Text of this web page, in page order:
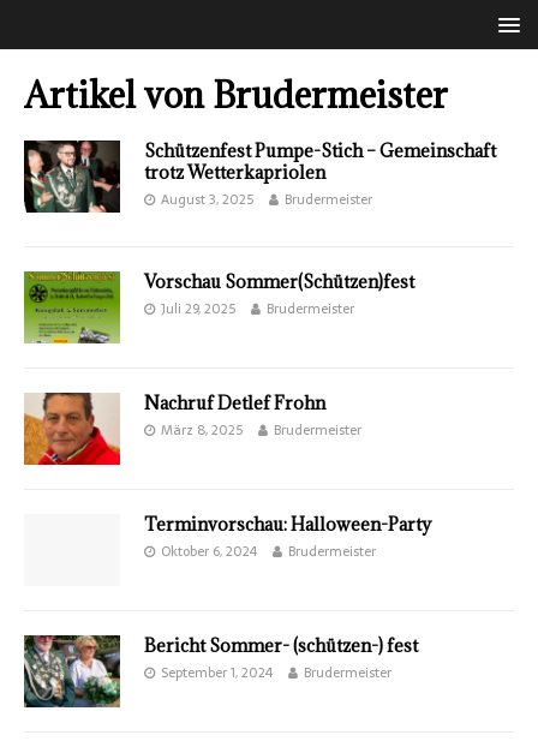
Artikel vonBrudermeister
Schützenfest Pumpe-Stich – Gemeinschaft
trotz Wetterkapriolen
August 3, 2025 Brudermeister
Vorschau Sommer(Schützen)fest
Juli 29, 2025 Brudermeister
Nachruf Detlef Frohn
März 8, 2025 Brudermeister
Terminvorschau: Halloween-Party
Oktober 6, 2024 Brudermeister
Bericht Sommer- (schützen-) fest
September 1, 2024 Brudermeister